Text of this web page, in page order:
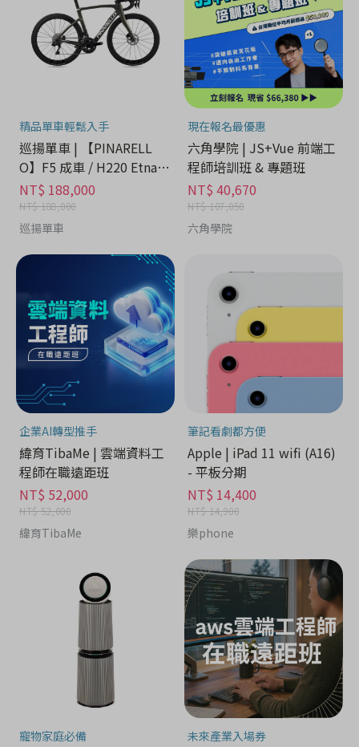
精品單車輕鬆入手
巡揚單車 | 【PINARELL
O】F5 成車 / H220 Etna B
lack Matt
NT$ 188,000
NT$ 188,000
巡揚單車
現在報名最優惠
六角學院 | JS+Vue 前端工
程師培訓班 & 專題班
NT$ 40,670
NT$ 107,050
六角學院
企業AI轉型推手
緯育TibaMe | 雲端資料工
程師在職遠距班
NT$ 52,000
NT$ 52,000
緯育TibaMe
筆記看劇都方便
Apple | iPad 11 wifi (A16)
- 平板分期
NT$ 14,400
NT$ 14,900
樂phone
寵物家庭必備 未來產業入場券